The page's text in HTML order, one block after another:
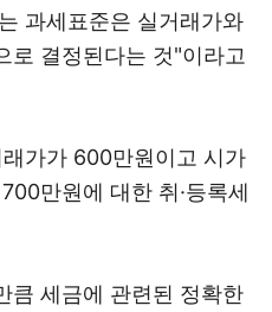
과세표준은 실거래가와
로 결정된다는 것"이라고
가가 600만원이고 시가
만원에 대한 취·등록세
큼 세금에 관련된 정확한